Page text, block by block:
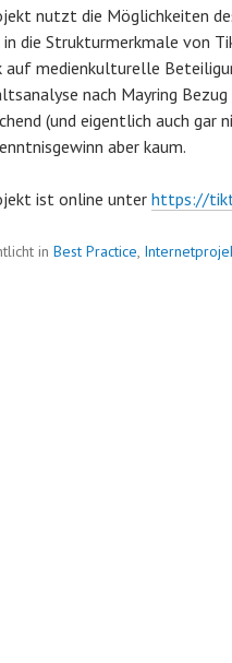
nutzt die Möglichkeiten
in die Strukturmerkmale von
auf medienkulturelle
nach Mayring
(und eigentlich auch
aber kaum.
ist online unterhttps://
in Best Practice,